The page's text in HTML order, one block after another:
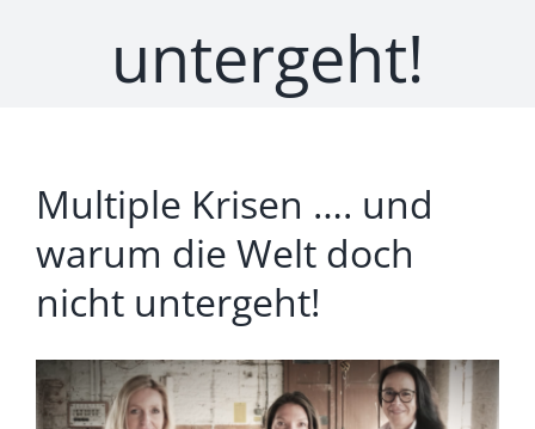
Was wir für Sie tun
Was unsere Kunden sagen
Wo kann ich mich bewerben
untergeht!
Multiple Krisen …. und
warum die Welt doch
nicht untergeht!